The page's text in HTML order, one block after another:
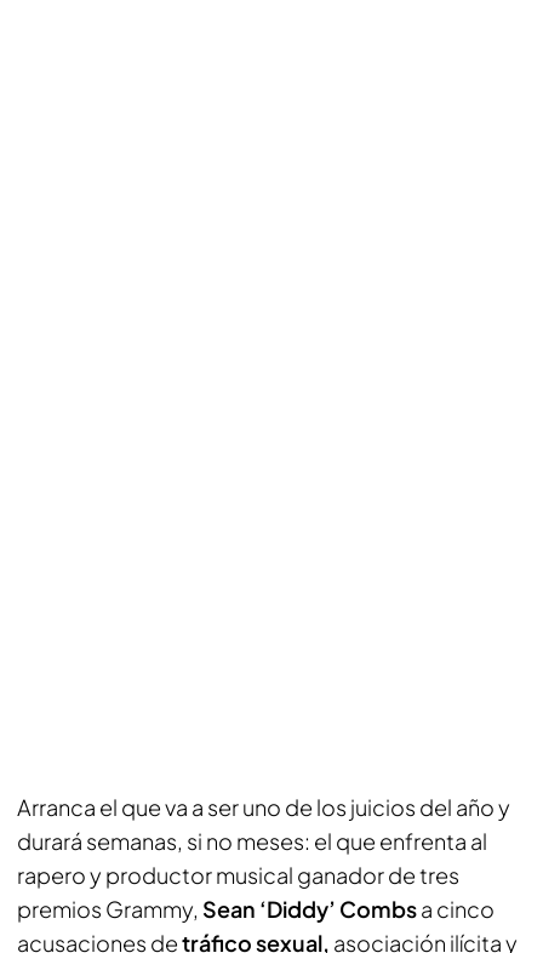
Arranca el que va a ser uno de los juicios del año y
durará semanas, si no meses: el que enfrenta al
rapero y productor musical ganador de tres
premios Grammy, Sean ‘Diddy’ Combsa cinco
acusaciones detráfico sexual, asociación ilícita y